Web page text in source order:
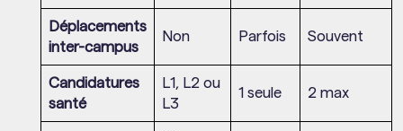
Déplacements
inter-campus
Non Parfois Souvent
Candidatures
santé
L1, L2 ou
L3
1 seule 2 max